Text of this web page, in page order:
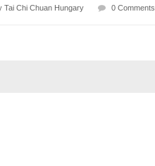
Tai Chi Chuan Hungary 0 Comments